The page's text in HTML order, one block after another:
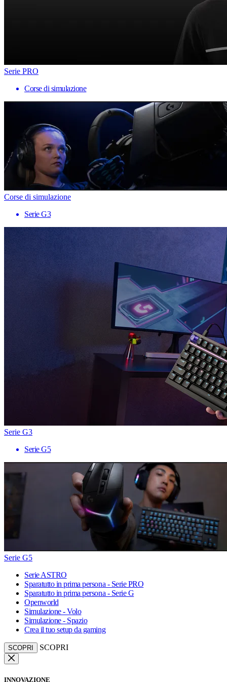
Serie PRO
Corse di simulazione
Corse di simulazione
Serie G3
Serie G3
Serie G5
Serie G5
Serie ASTRO
Sparatutto in prima persona - Serie PRO
Sparatutto in prima persona - Serie G
Openworld
Simulazione - Volo
Simulazione - Spazio
Crea il tuo setup da gaming
SCOPRI SCOPRI
INNOVAZIONE